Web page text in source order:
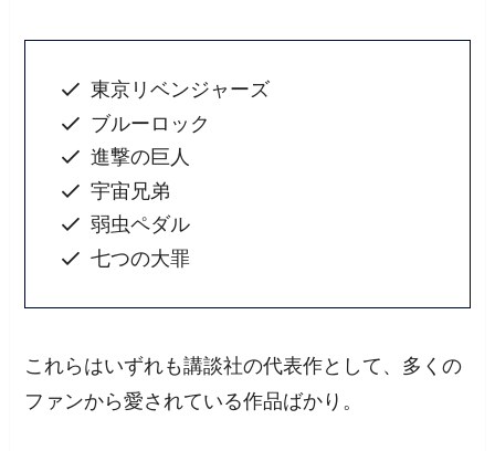
東京リベンジャーズ
ブルーロック
進撃の巨人
宇宙兄弟
弱虫ペダル
七つの大罪
これらはいずれも講談社の代表作として、多くの
ファンから愛されている作品ばかり。